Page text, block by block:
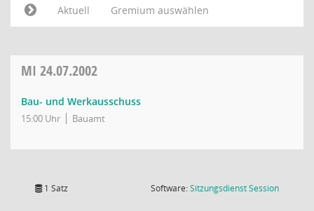
Aktuell
Gremium auswählen
MI 24.07.2002
Bau- und Werkausschuss
15:00 Uhr Bauamt
1 Satz Software:SitzungsdienstSession(Wird in